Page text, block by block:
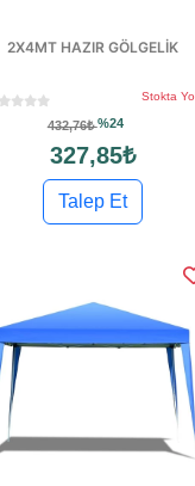
2X4MT HAZIR GÖLGELİK
Stokta
432,76₺%24
327,85₺
Talep Et